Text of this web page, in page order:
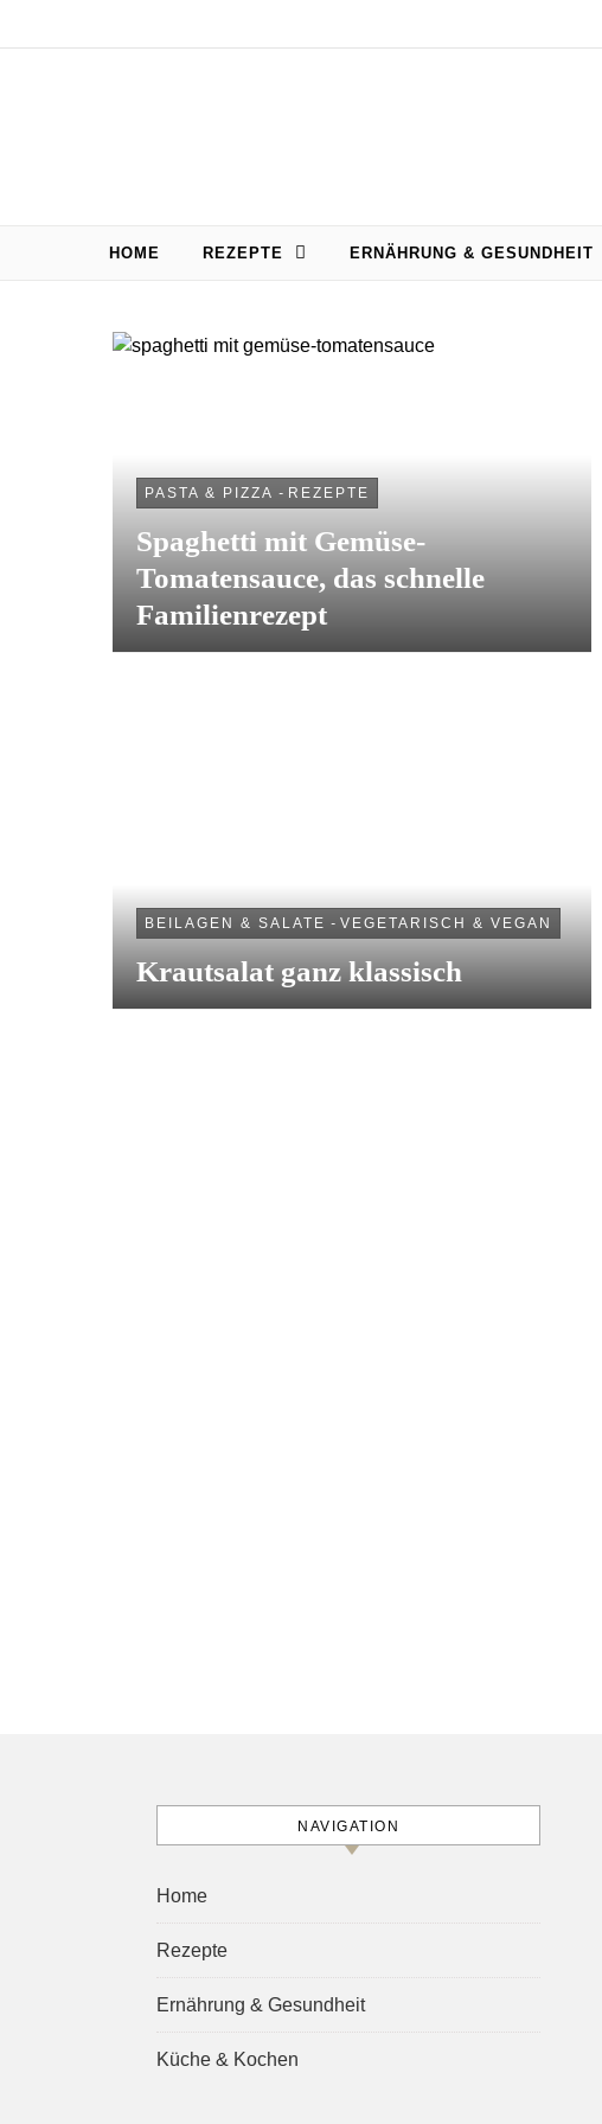
HOME REZEPTE ERNÄHRUNG & GESUNDHEIT
PASTA & PIZZA - REZEPTE
Spaghetti mit Gemüse-
Tomatensauce, das schnelle
Familienrezept
BEILAGEN & SALATE - VEGETARISCH & VEGAN
Krautsalat ganz klassisch
NAVIGATION
Home
Rezepte
Ernährung & Gesundheit
Küche & Kochen